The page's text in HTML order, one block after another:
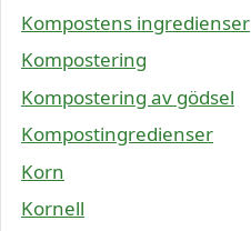
Kompostens ingredienser
Kompostering
Kompostering av gödsel
Kompostingredienser
Korn
Kornell